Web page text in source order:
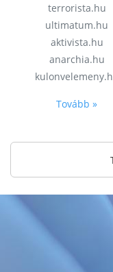
terrorista.hu
ultimatum.hu
aktivista.hu
anarchia.hu
Tovább »